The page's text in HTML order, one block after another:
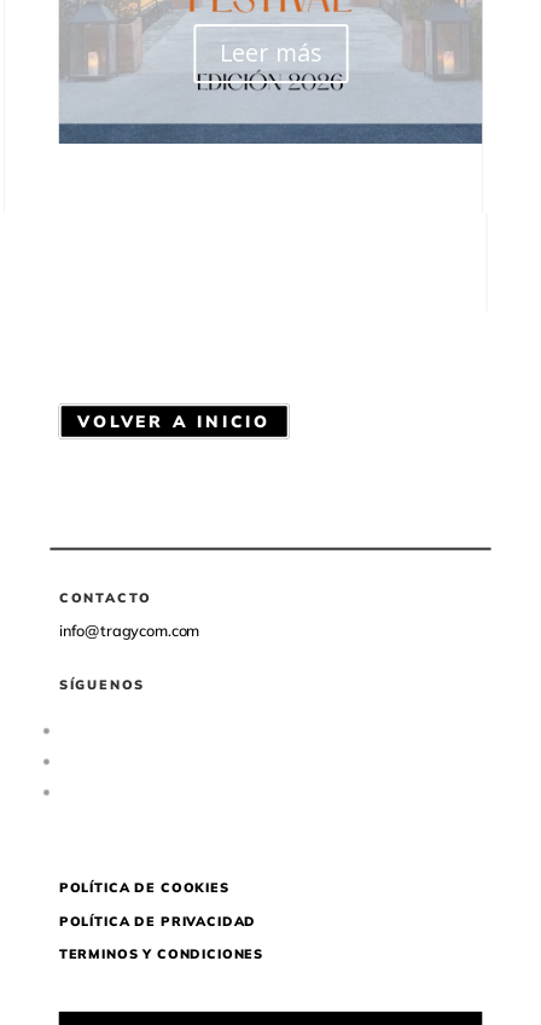
Leer más
VOLVER A INICIO
CONTACTO
info@tragycom.com
SÍGUENOS
POLÍTICA DE COOKIES
POLÍTICA DE PRIVACIDAD
TERMINOS Y CONDICIONES